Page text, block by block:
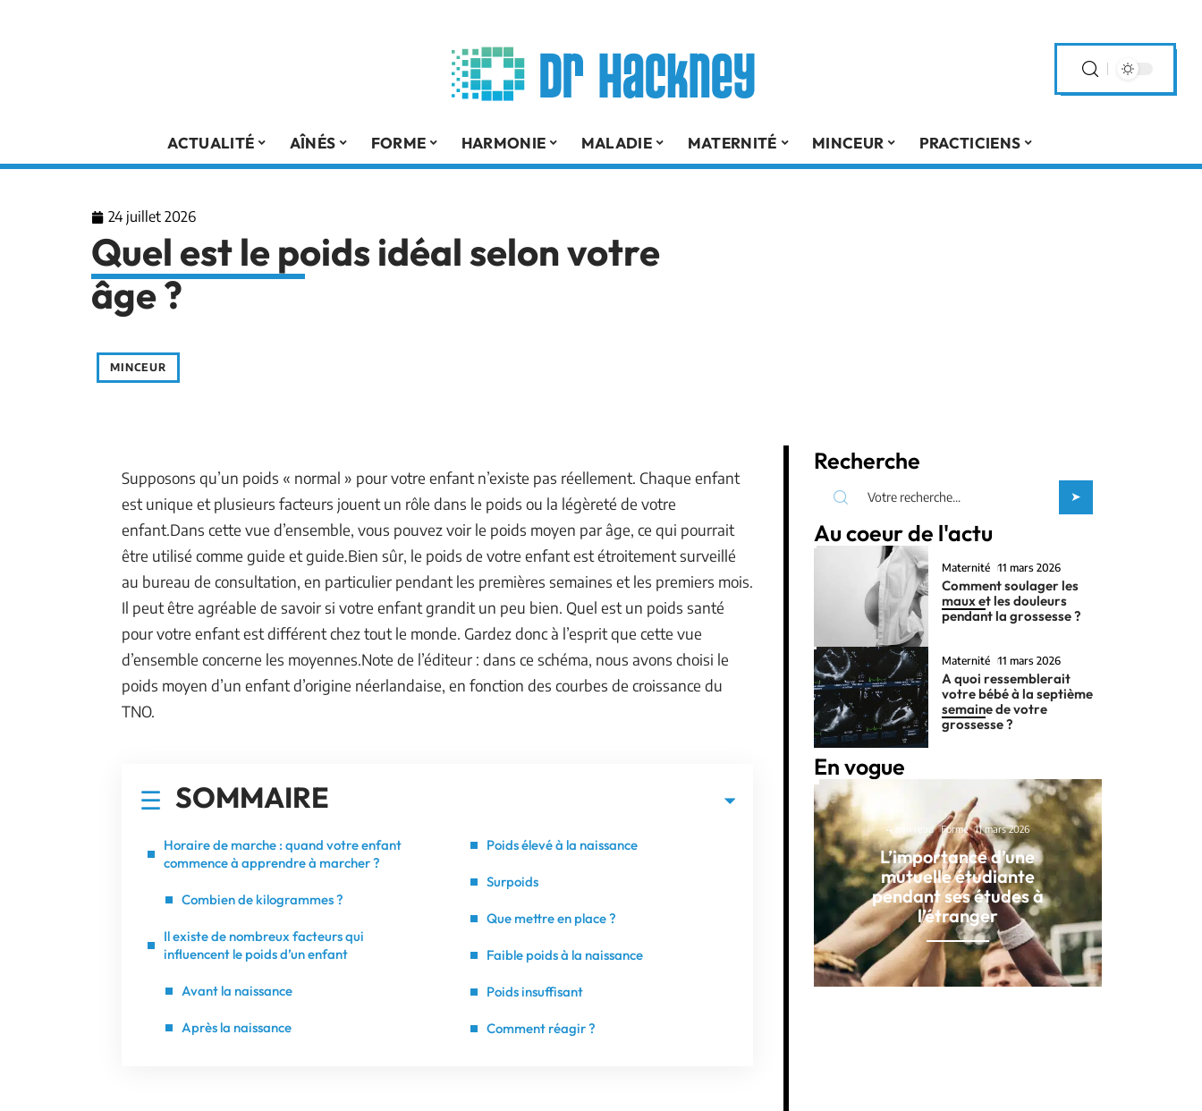
ACTUALITÉ AÎNÉS FORME HARMONIE MALADIE MATERNITÉ MINCEUR PRACTICIENS
24 juillet 2026
Quel est le poids idéal selon votre
âge ?
MINCEUR
Supposons qu’un poids « normal » pour votre enfant n’existe pas réellement. Chaque enfant
est unique et plusieurs facteurs jouent un rôle dans le poids ou la légèreté de votre
enfant.Dans cette vue d’ensemble, vous pouvez voir le poids moyen par âge, ce qui pourrait
être utilisé comme guide et guide.Bien sûr, le poids de votre enfant est étroitement surveillé
au bureau de consultation, en particulier pendant les premières semaines et les premiers mois.
Il peut être agréable de savoir si votre enfant grandit un peu bien. Quel est un poids santé
pour votre enfant est différent chez tout le monde. Gardez donc à l’esprit que cette vue
d’ensemble concerne les moyennes.Note de l’éditeur : dans ce schéma, nous avons choisi le
poids moyen d’un enfant d’origine néerlandaise, en fonction des courbes de croissance du
TNO.
SOMMAIRE
Horaire de marche : quand votre enfant
commence à apprendre à marcher ?
Combien de kilogrammes ?
Il existe de nombreux facteurs qui
influencent le poids d’un enfant
Avant la naissance
Après la naissance
Poids élevé à la naissance
Surpoids
Que mettre en place ?
Faible poids à la naissance
Poids insuffisant
Comment réagir ?
Recherche
Au coeur de l'actu
Maternité 11 mars 2026
Comment soulager les
maux et les douleurs
pendant la grossesse ?
Maternité 11 mars 2026
A quoi ressemblerait
votre bébé à la septième
semaine de votre
grossesse ?
En vogue
4 min read Forme 11 mars 2026
L’importance d’une
mutuelle étudiante
pendant ses études à
l’étranger